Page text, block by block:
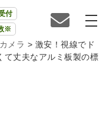
付
※
メラ > 激安！視線でド
丈夫なアルミ板製の標